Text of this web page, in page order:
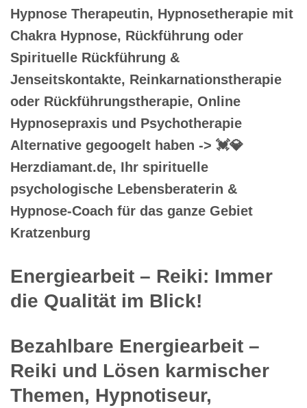
Hypnose Therapeutin, Hypnosetherapie mit
Chakra Hypnose, Rückführung oder
Spirituelle Rückführung &
Jenseitskontakte, Reinkarnationstherapie
oder Rückführungstherapie, Online
Hypnosepraxis und Psychotherapie
Alternative gegoogelt haben -> 💓️💎
Herzdiamant.de, Ihr spirituelle
psychologische Lebensberaterin &
Hypnose-Coach für das ganze Gebiet
Kratzenburg
Energiearbeit – Reiki: Immer
die Qualität im Blick!
Bezahlbare Energiearbeit –
Reiki und Lösen karmischer
Themen, Hypnotiseur,